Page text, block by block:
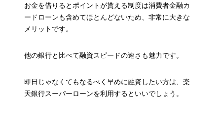
お金を借りるとポイントが貰える制度は消費者金融カ
ードローンも含めてほとんどないため、非常に大きな
メリットです。
他の銀行と比べて融資スピードの速さも魅力です。
即日じゃなくてもなるべく早めに融資したい方は、楽
天銀行スーパーローンを利用するといいでしょう。